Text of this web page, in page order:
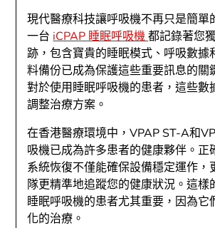
現代醫療科技讓呼吸機不再只是簡單
一台iCPAP 睡眠呼吸機都記錄著您
跡，包含寶貴的睡眠模式、呼吸數據
料備份已成為保護這些重要訊息的關
對於使用睡眠呼吸機的患者，這些數
調整治療方案。
在香港醫療環境中，VPAP ST-A和
吸機已成為許多患者的健康夥伴。正
系統恢復不僅能確保設備穩定運作，
隊更精準地追蹤您的健康狀況。這樣
睡眠呼吸機的患者尤其重要，因為它
化的治療。